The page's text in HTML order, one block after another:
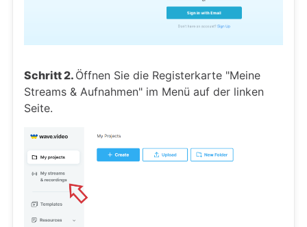
Schritt 2. Öffnen Sie die Registerkarte "Meine
Streams & Aufnahmen" im Menü auf der linken
Seite.